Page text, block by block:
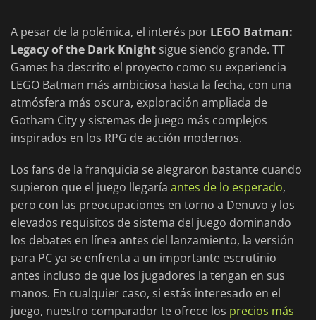
A pesar de la polémica, el interés por LEGO Batman:
Legacy of the Dark Knight sigue siendo grande. TT
Games ha descrito el proyecto como su experiencia
LEGO Batman más ambiciosa hasta la fecha, con una
atmósfera más oscura, exploración ampliada de
Gotham City y sistemas de juego más complejos
inspirados en los RPG de acción modernos.
Los fans de la franquicia se alegraron bastante cuando
supieron que el juego llegaría antes de lo esperado,
pero con las preocupaciones en torno a Denuvo y los
elevados requisitos de sistema del juego dominando
los debates en línea antes del lanzamiento, la versión
para PC ya se enfrenta a un importante escrutinio
antes incluso de que los jugadores la tengan en sus
manos. En cualquier caso, si estás interesado en el
juego, nuestro comparador te ofrece los precios más